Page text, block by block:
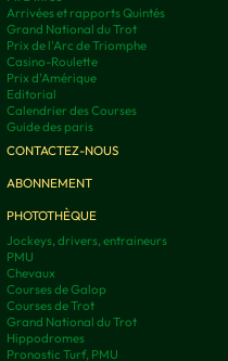
Arrivées et rapports Quintés
Grand National du Trot
Prix de l'Arc de Triomphe
Casino-Roulette
Prix d'Amérique
Editorial
Calendrier des Courses
Guide des paris
CONTACTEZ-NOUS
ABONNEMENT
PHOTOTHÈQUE
Jockeys, drivers, entraineurs
PMU
Chevaux
Courses de Galop
Courses de Trot
Grand National du Trot
Hippodromes
Pronostic Turf, PMU